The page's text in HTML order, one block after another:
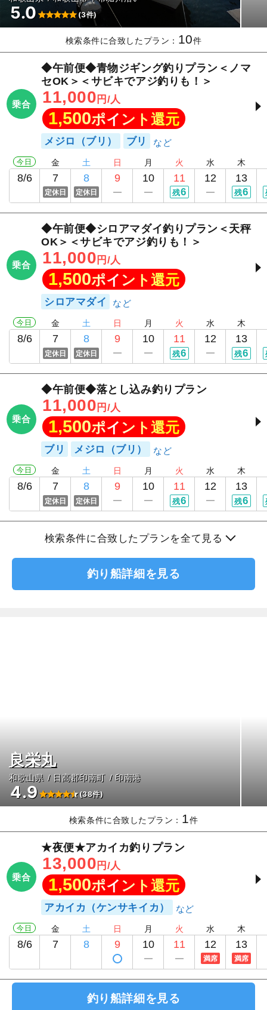
5.0 (3件)
検索条件に合致したプラン： 10件
乗合
◆午前便◆青物ジギング釣りプラン＜ノマ
セOK＞＜サビキでアジ釣りも！＞
11,000 円/人
1,500ポイント還元
メジロ（ブリ） ブリ
今日
8/6
金
7
定休日
土
8
定休日
日
9
月
10
火
11
残6
水
12
木
13
残6
乗合
◆午前便◆シロアマダイ釣りプラン＜天秤
OK＞＜サビキでアジ釣りも！＞
11,000 円/人
1,500ポイント還元
シロアマダイ
今日
8/6
金
7
定休日
土
8
定休日
日
9
月
10
火
11
残6
水
12
木
13
残6
乗合
◆午前便◆落とし込み釣りプラン
11,000 円/人
1,500ポイント還元
ブリ メジロ（ブリ）
今日
8/6
金
7
定休日
土
8
定休日
日
9
月
10
火
11
残6
水
12
木
13
残6
検索条件に合致したプランを全て見る
釣り船詳細を見る
良栄丸
和歌山県 日高郡印南町 印南港
4.9 (38件)
検索条件に合致したプラン： 1件
乗合
★夜便★アカイカ釣りプラン
13,000 円/人
1,500ポイント還元
アカイカ（ケンサキイカ）
今日
8/6
金
7
土
8
日
9
月
10
火
11
水
12
満席
木
13
満席
釣り船詳細を見る